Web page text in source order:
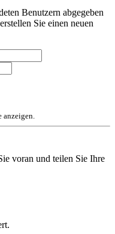
Benutzern abgegeben
Sie einen neuen
anzeigen.
voran und teilen Sie Ihre